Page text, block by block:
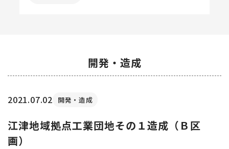
開発・造成
2021.07.02 開発・造成
江津地域拠点工業団地その１造成（Ｂ区
画）